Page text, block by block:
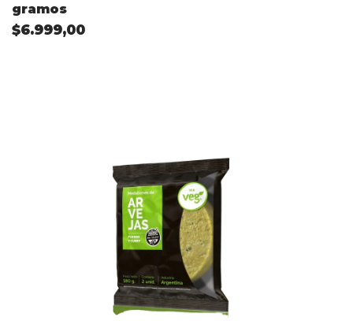
gramos
$6.999,00